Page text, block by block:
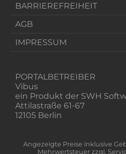
BARRIEREFREIHEIT
AGB
IMPRESSUM
PORTALBETREIBER
Vibus
ein Produkt der SWH
Attilastraße 61-67
12105 Berlin
Angezeigte Preise inklusive
Mehrwertsteuer zzgl.